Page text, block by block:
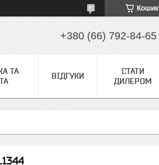
Кошик
+380 (66) 792-84-65
ТА
ВІДГУКИ
СТАТИ
ДИЛЕРОМ